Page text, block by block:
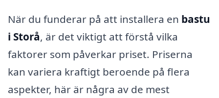
När du funderar på att installera en bastu
i Storå, är det viktigt att förstå vilka
faktorer som påverkar priset. Priserna
kan variera kraftigt beroende på flera
aspekter, här är några av de mest